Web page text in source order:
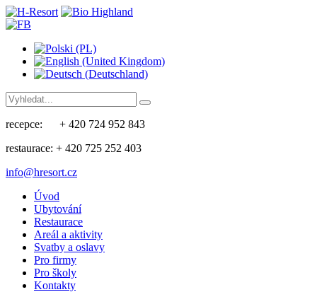
recepce: + 420 724 952 843
restaurace: + 420 725 252 403
info@hresort.cz
Úvod
Ubytování
Restaurace
Areál a aktivity
Svatby a oslavy
Pro firmy
Pro školy
Kontakty